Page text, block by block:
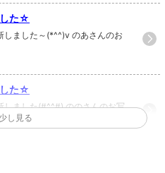
た☆
しました～(*^^)v のあさんのお
た☆
しました(#^^#) ののさんのお写
し見る